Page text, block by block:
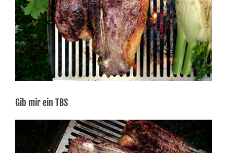
Gib mir ein TBS